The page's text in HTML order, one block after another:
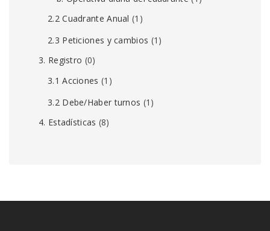
2.2 Cuadrante Anual (1)
2.3 Peticiones y cambios (1)
3. Registro (0)
3.1 Acciones (1)
3.2 Debe/Haber turnos (1)
4. Estadísticas (8)